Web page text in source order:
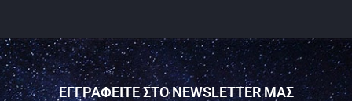
ΕΓΓΡΑΦΕΙΤΕ ΣΤΟ NEWSLETTER ΜΑΣ